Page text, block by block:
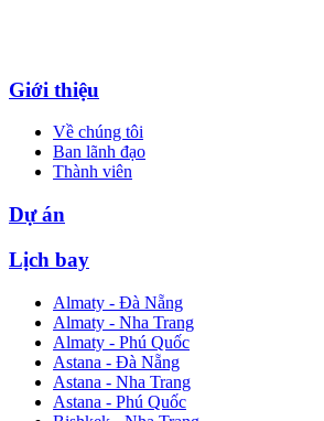
Giới thiệu
Về chúng tôi
Ban lãnh đạo
Thành viên
Dự án
Lịch bay
Almaty - Đà Nẵng
Almaty - Nha Trang
Almaty - Phú Quốc
Astana - Đà Nẵng
Astana - Nha Trang
Astana - Phú Quốc